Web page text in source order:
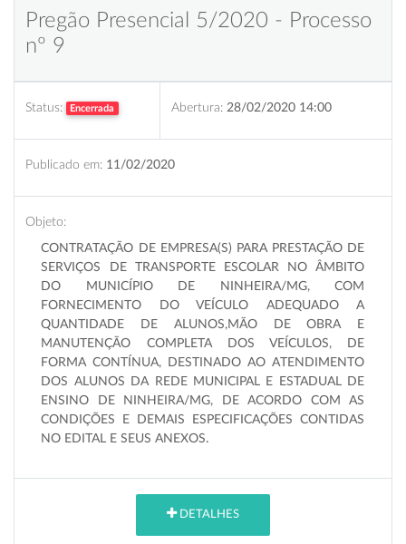
Pregão Presencial 5/2020 - Processo
nº 9
Status: Encerrada Abertura: 28/02/2020 14:00
Publicado em: 11/02/2020
Objeto:
CONTRATAÇÃO DE EMPRESA(S) PARA PRESTAÇÃO DE
SERVIÇOS DE TRANSPORTE ESCOLAR NO ÂMBITO
DO MUNICÍPIO DE NINHEIRA/MG, COM
FORNECIMENTO DO VEÍCULO ADEQUADO A
QUANTIDADE DE ALUNOS,MÃO DE OBRA E
MANUTENÇÃO COMPLETA DOS VEÍCULOS, DE
FORMA CONTÍNUA, DESTINADO AO ATENDIMENTO
DOS ALUNOS DA REDE MUNICIPAL E ESTADUAL DE
ENSINO DE NINHEIRA/MG, DE ACORDO COM AS
CONDIÇÕES E DEMAIS ESPECIFICAÇÕES CONTIDAS
NO EDITAL E SEUS ANEXOS.
DETALHES